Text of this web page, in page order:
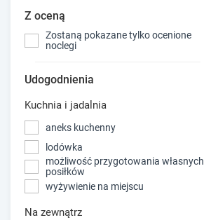
Z oceną
Zostaną pokazane tylko ocenione
noclegi
Udogodnienia
Kuchnia i jadalnia
aneks kuchenny
lodówka
możliwość przygotowania własnych
posiłków
wyżywienie na miejscu
Na zewnątrz